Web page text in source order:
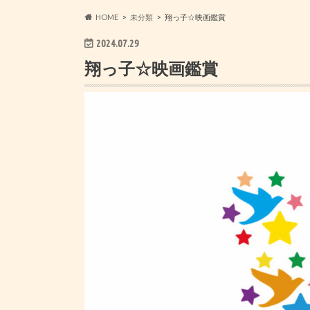
HOME 未分類 翔っ子☆映画鑑賞
2024.07.29
翔っ子☆映画鑑賞